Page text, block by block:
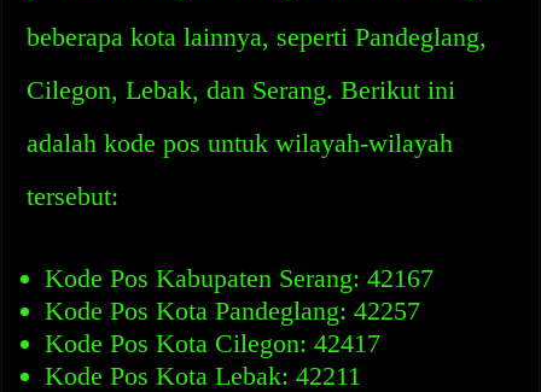
beberapa kota lainnya, seperti Pandeglang,
Cilegon, Lebak, dan Serang. Berikut ini
adalah kode pos untuk wilayah-wilayah
tersebut:
Kode Pos Kabupaten Serang: 42167
Kode Pos Kota Pandeglang: 42257
Kode Pos Kota Cilegon: 42417
Kode Pos Kota Lebak: 42211